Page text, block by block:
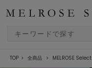
TOP 全商品 MELROSE Select